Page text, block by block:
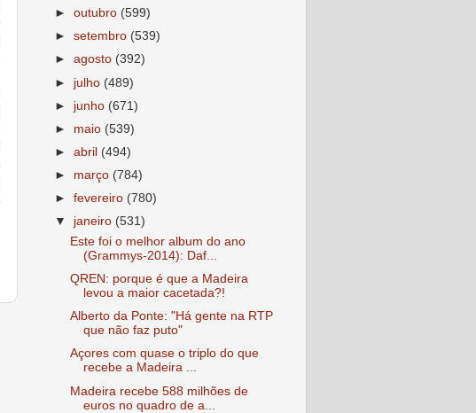
►outubro (599)
►setembro (539)
►agosto (392)
► julho (489)
► junho (671)
► maio (539)
►abril (494)
► março (784)
►fevereiro (780)
▼ janeiro (531)
Este foi o melhor album do ano
(Grammys-2014): Daf...
QREN: porque é que a Madeira
levou a maior cacetada?!
Alberto da Ponte: "Há gente na RTP
que não faz puto"
Açores com quase o triplo do que
recebe a Madeira ...
Madeira recebe 588 milhões de
euros no quadro de a...